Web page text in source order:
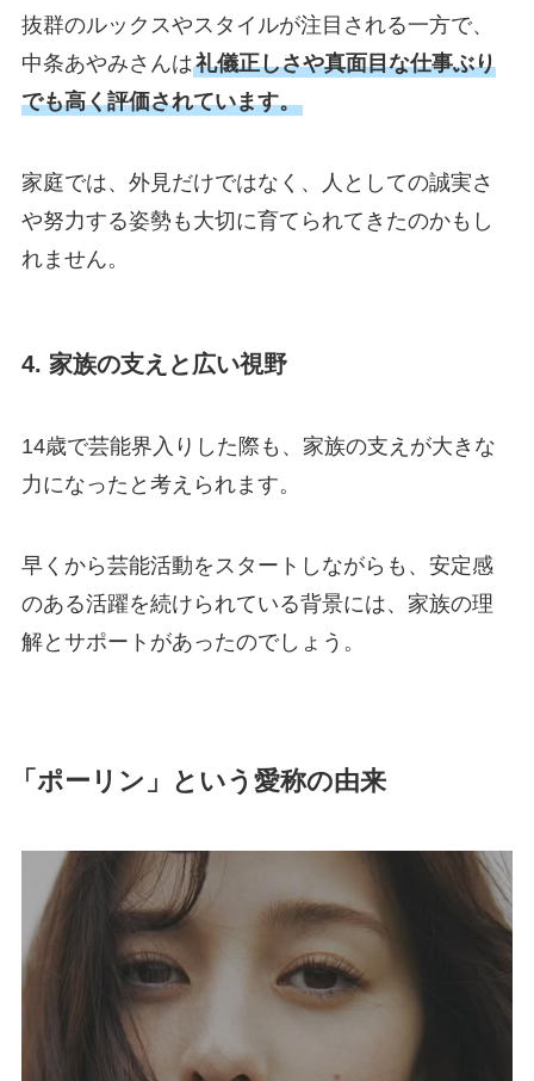
抜群のルックスやスタイルが注目される一方で、
中条あやみさんは礼儀正しさや真面目な仕事ぶり
でも高く評価されています。
家庭では、外見だけではなく、人としての誠実さ
や努力する姿勢も大切に育てられてきたのかもし
れません。
4. 家族の支えと広い視野
14歳で芸能界入りした際も、家族の支えが大きな
力になったと考えられます。
早くから芸能活動をスタートしながらも、安定感
のある活躍を続けられている背景には、家族の理
解とサポートがあったのでしょう。
「ポーリン」という愛称の由来